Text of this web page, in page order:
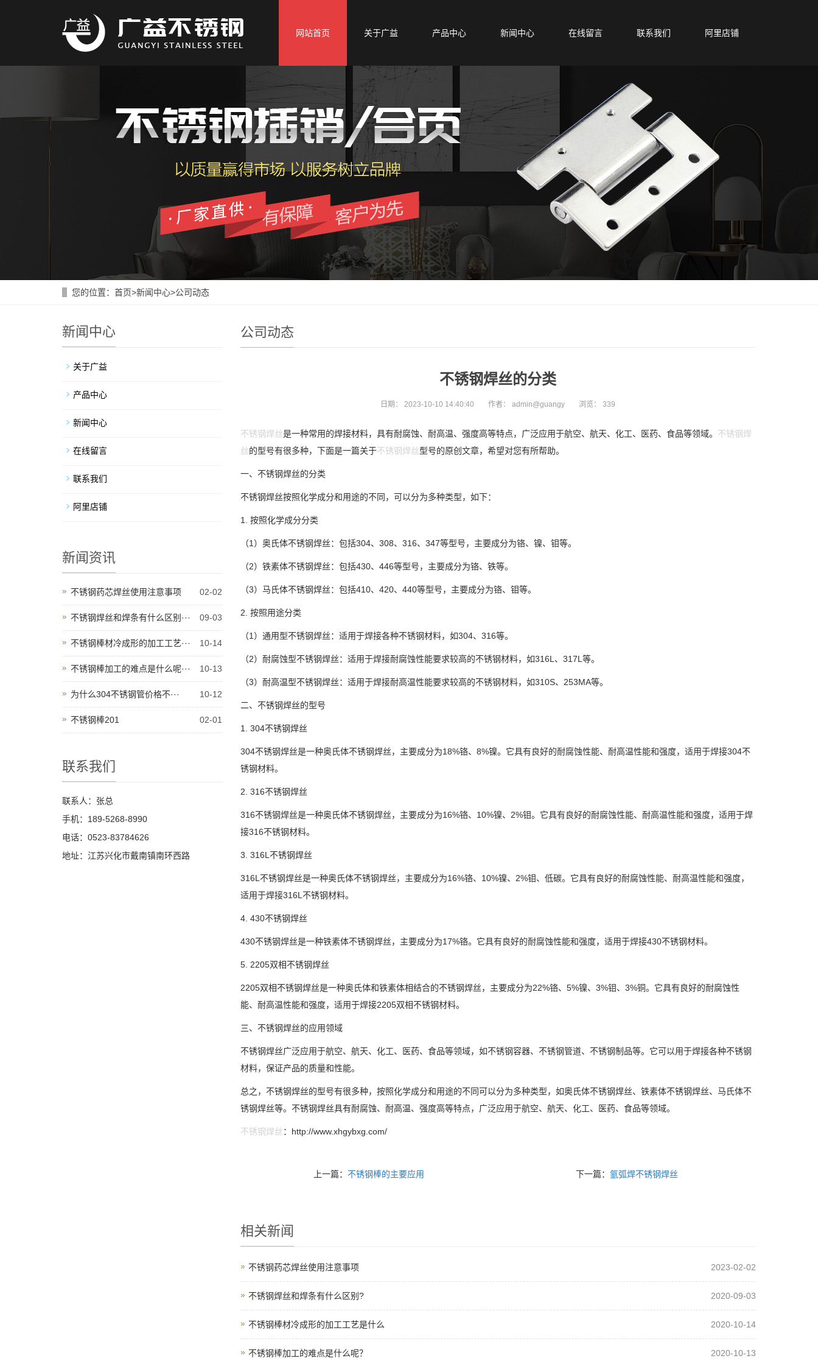
网站首页 关于广益 产品中心 新闻中心 在线留言 联系我们 阿里店铺
您的位置： 首页>新闻中心>公司动态
公司动态
不锈钢焊丝的分类
日期：2023-10-10 14:40:40 作者：admin@guangy 浏览：339
不锈钢焊丝是一种常用的焊接材料，具有耐腐蚀、耐高温、强度高等特点，广泛应用于航空、航天、化工、医药、食品等领域。 不锈钢焊
丝的型号有很多种，下面是一篇关于不锈钢焊丝型号的原创文章，希望对您有所帮助。
一、不锈钢焊丝的分类
不锈钢焊丝按照化学成分和用途的不同，可以分为多种类型，如下：
1. 按照化学成分分类
（1）奥氏体不锈钢焊丝：包括304、308、316、347等型号，主要成分为铬、镍、钼等。
（2）铁素体不锈钢焊丝：包括430、446等型号，主要成分为铬、铁等。
（3）马氏体不锈钢焊丝：包括410、420、440等型号，主要成分为铬、钼等。
2. 按照用途分类
（1）通用型不锈钢焊丝：适用于焊接各种不锈钢材料，如304、316等。
（2）耐腐蚀型不锈钢焊丝：适用于焊接耐腐蚀性能要求较高的不锈钢材料，如316L、317L等。
（3）耐高温型不锈钢焊丝：适用于焊接耐高温性能要求较高的不锈钢材料，如310S、253MA等。
二、不锈钢焊丝的型号
1. 304不锈钢焊丝
304不锈钢焊丝是一种奥氏体不锈钢焊丝，主要成分为18%铬、8%镍。它具有良好的耐腐蚀性能、耐高温性能和强度，适用于焊接304不
锈钢材料。
2. 316不锈钢焊丝
316不锈钢焊丝是一种奥氏体不锈钢焊丝，主要成分为16%铬、10%镍、2%钼。它具有良好的耐腐蚀性能、耐高温性能和强度，适用于焊
接316不锈钢材料。
3. 316L不锈钢焊丝
316L不锈钢焊丝是一种奥氏体不锈钢焊丝，主要成分为16%铬、10%镍、2%钼、低碳。它具有良好的耐腐蚀性能、耐高温性能和强度，
适用于焊接316L不锈钢材料。
4. 430不锈钢焊丝
430不锈钢焊丝是一种铁素体不锈钢焊丝，主要成分为17%铬。它具有良好的耐腐蚀性能和强度，适用于焊接430不锈钢材料。
5. 2205双相不锈钢焊丝
2205双相不锈钢焊丝是一种奥氏体和铁素体相结合的不锈钢焊丝，主要成分为22%铬、5%镍、3%钼、3%铜。它具有良好的耐腐蚀性
能、耐高温性能和强度，适用于焊接2205双相不锈钢材料。
三、不锈钢焊丝的应用领域
不锈钢焊丝广泛应用于航空、航天、化工、医药、食品等领域，如不锈钢容器、不锈钢管道、不锈钢制品等。它可以用于焊接各种不锈钢
材料，保证产品的质量和性能。
总之，不锈钢焊丝的型号有很多种，按照化学成分和用途的不同可以分为多种类型，如奥氏体不锈钢焊丝、铁素体不锈钢焊丝、马氏体不
锈钢焊丝等。不锈钢焊丝具有耐腐蚀、耐高温、强度高等特点，广泛应用于航空、航天、化工、医药、食品等领域。
不锈钢焊丝：http://www.xhgybxg.com/
上一篇：不锈钢棒的主要应用 下一篇：氩弧焊不锈钢焊丝
相关新闻
不锈钢药芯焊丝使用注意事项 2023-02-02
不锈钢焊丝和焊条有什么区别? 2020-09-03
不锈钢棒材冷成形的加工工艺是什么 2020-10-14
不锈钢棒加工的难点是什么呢？ 2020-10-13
新闻中心
关于广益
产品中心
新闻中心
在线留言
联系我们
阿里店铺
新闻资讯
不锈钢药芯焊丝使用注意事项 02-02
不锈钢焊丝和焊条有什么区别··· 09-03
不锈钢棒材冷成形的加工工艺··· 10-14
不锈钢棒加工的难点是什么呢··· 10-13
为什么304不锈钢管价格不··· 10-12
不锈钢棒201 02-01
联系我们
联系人：张总
手机：189-5268-8990
电话：0523-83784626
地址：江苏兴化市戴南镇南环西路